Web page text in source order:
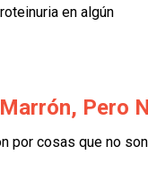
en algún
Pero
por cosas que no